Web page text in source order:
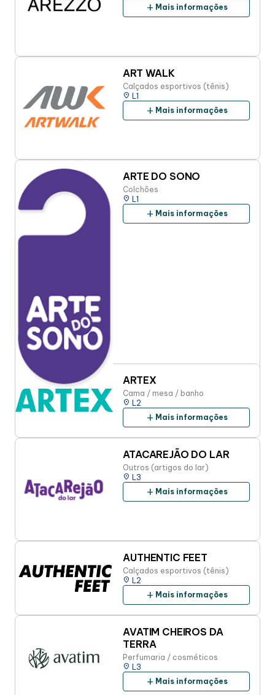
add Mais informações
ART WALK
Calçados esportivos (tênis)
place L1
add Mais informações
ARTE DO SONO
Colchões
place L1
add Mais informações
ARTEX
Cama / mesa / banho
place L2
add Mais informações
ATACAREJÃO DO LAR
Outros (artigos do lar)
place L3
add Mais informações
AUTHENTIC FEET
Calçados esportivos (tênis)
place L2
add Mais informações
AVATIM CHEIROS DA
TERRA
Perfumaria / cosméticos
place L3
add Mais informações